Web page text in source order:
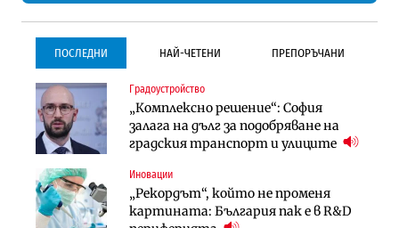
ПОСЛЕДНИ НАЙ-ЧЕТЕНИ ПРЕПОРЪЧАНИ
Градоустройство
„Комплексно решение“: София
залага на дълг за подобряване на
градския транспорт и улиците
Иновации
„Рекордът“, който не променя
картината: България пак е в R&D
Градоустройство
Столична община избра
изпълнител за преместването на
трамвайното трасе по бул.
Инфраструктура
Проектирането на тунела под
Инфраструктура
Проектирането на тунела под
Петрохан ще върви паралелно с
екологичните оценки
Компании
„Хювефарма“ подписа договор за
придобиване на Euroapi Italy